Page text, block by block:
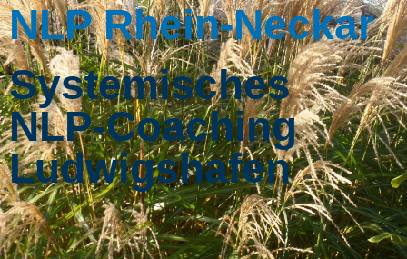
NLP Rhein-Neckar
Systemisches
NLP-Coaching
Ludwigshafen